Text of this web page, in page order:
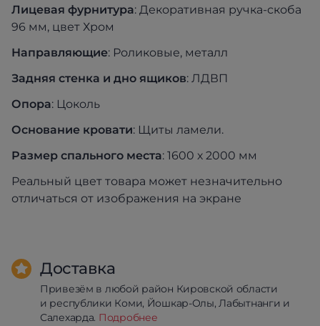
Лицевая фурнитура: Декоративная ручка-скоба
96 мм, цвет Хром
Направляющие: Роликовые, металл
Задняя стенка и дно ящиков: ЛДВП
Опора: Цоколь
Основание кровати: Щиты ламели.
Размер спального места: 1600 х 2000 мм
Реальный цвет товара может незначительно
отличаться от изображения на экране
Доставка
Привезём в любой район Кировской области
и республики Коми, Йошкар-Олы, Лабытнанги и
Салехарда. Подробнее